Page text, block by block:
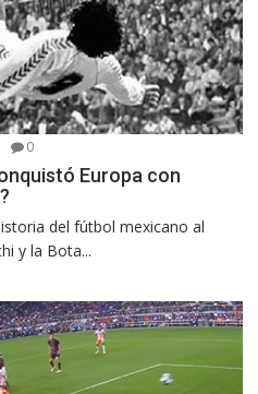
0
Europa con
del fútbol mexicano al
y la Bota...